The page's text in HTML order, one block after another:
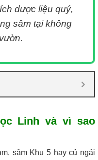
dược liệu quý,
sâm tại không
Linh và vì sao
sâm Khu 5 hay củ ngải